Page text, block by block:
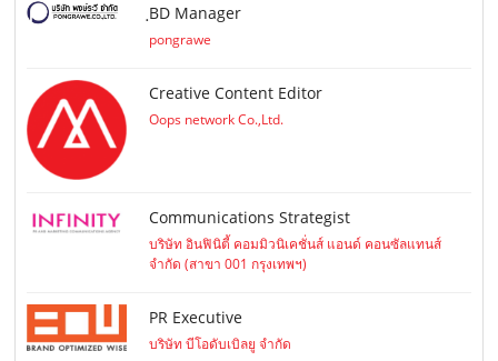
ฺBD Manager
pongrawe
Creative Content Editor
Oops network Co.,Ltd.
Communications Strategist
บริษัท อินฟินิตี้ คอมมิวนิเคชั่นส์ แอนด์ คอนซัลแทนส์
จำกัด (สาขา 001 กรุงเทพฯ)
PR Executive
บริษัท บีโอดับเบิลยู จำกัด